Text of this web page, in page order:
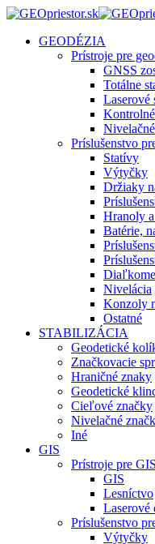
GEODÉZIA
Prístroje pre
GNSS
Totálne
Laserové
Príslušenstvo
Statívy
Výtyčky
Držiaky
Hranoly
Batérie,
Nivelácia
Konzoly
Ostatné
STABILIZÁCIA
Geodetické
Značkovacie
Hraničné znaky
Geodetické
Cieľové značky
Nivelačné
Iné
GIS
Prístroje pre GIS
GIS
Lesníctvo
Príslušenstvo
Výtyčky